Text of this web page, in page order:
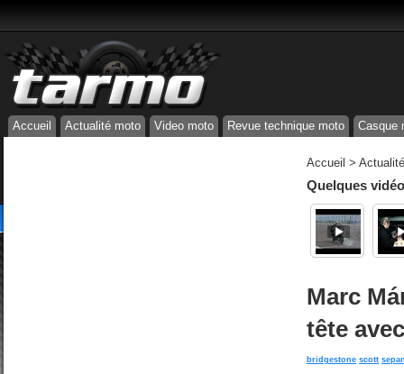
Accueil Actualité moto Video moto Revue technique moto Casque
Accueil >
Quelques
Marc
tête
bridgestone scott